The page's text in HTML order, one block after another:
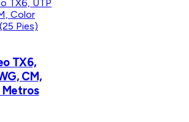
TX6,
CM,
Metros